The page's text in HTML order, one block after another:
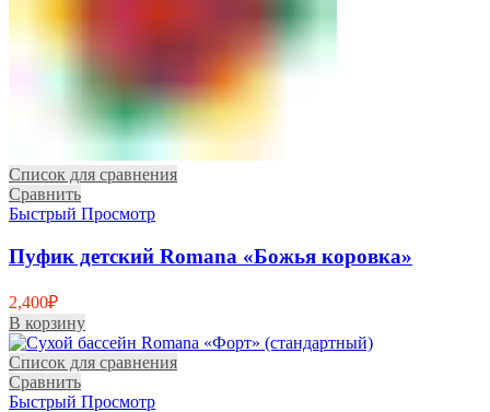
Список для сравнения
Сравнить
Быстрый Просмотр
Пуфик детский Romana «Божья коровка»
2,400₽
В корзину
Список для сравнения
Сравнить
Быстрый Просмотр